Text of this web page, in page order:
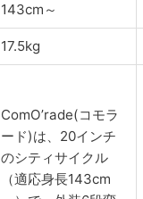
143cm～
17.5kg
ComO’rade(コモラ
ード)は、20インチ
のシティサイクル
（適応身長143cm